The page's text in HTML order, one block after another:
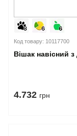
Код товару: 10117700
Вішак навісний
4.732 грн